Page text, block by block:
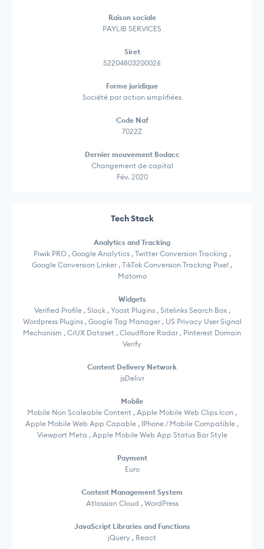
Raison sociale
PAYLIB SERVICES
Siret
52204803200026
Forme juridique
Société par action simplifiées
Code Naf
7022Z
Dernier mouvement Bodacc
Changement de capital
Fév. 2020
Tech Stack
Analytics and Tracking
Piwik PRO , Google Analytics , Twitter Conversion Tracking ,
Google Conversion Linker , TikTok Conversion Tracking Pixel ,
Matomo
Widgets
Verified Profile , Slack , Yoast Plugins , Sitelinks Search Box ,
Wordpress Plugins , Google Tag Manager , US Privacy User Signal
Mechanism , CrUX Dataset , Cloudflare Radar , Pinterest Domain
Verify
Content Delivery Network
jsDelivr
Mobile
Mobile Non Scaleable Content , Apple Mobile Web Clips Icon ,
Apple Mobile Web App Capable , IPhone / Mobile Compatible ,
Viewport Meta , Apple Mobile Web App Status Bar Style
Payment
Euro
Content Management System
Atlassian Cloud , WordPress
JavaScript Libraries and Functions
jQuery , React